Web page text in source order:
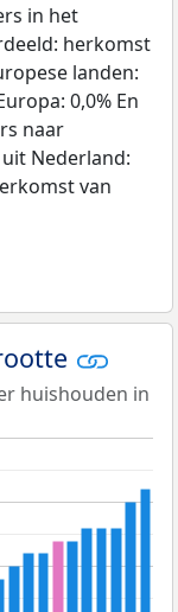
in het
herkomst
landen:
0,0% En
naar
Nederland:
van
huishouden in